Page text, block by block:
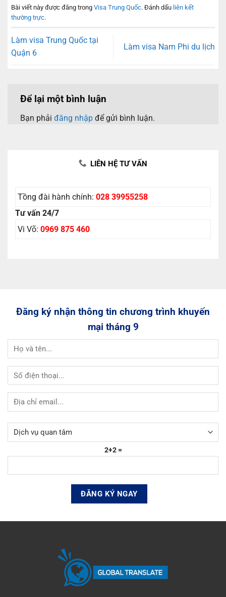
Bài viết này được đăng trong Visa Trung Quốc. Đánh dấu liên kết
thường trực.
Làm visa Trung Quốc tại
Quận 6
Làm visa Nam Phi du lịch
Để lại một bình luận
Bạn phải đăng nhập để gửi bình luận.
LIÊN HỆ TƯ VẤN
Tồng đài hành chính: 028 39955258
Tư vấn 24/7
Vi Võ: 0969 875 460
Đăng ký nhận thông tin chương trình khuyến
mại tháng 9
2+2 =